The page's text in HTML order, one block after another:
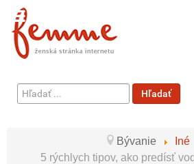
Hľadať
...
Hľadať
Bývanie
Iné
5 rýchlych tipov, ako predísť